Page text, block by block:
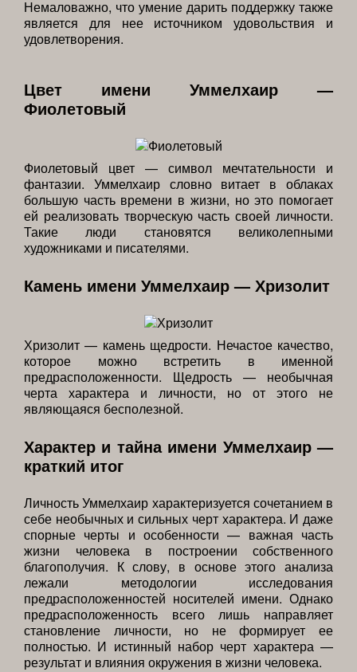
Немаловажно, что умение дарить поддержку также
является для нее источником удовольствия и
удовлетворения.
Цвет имени Уммелхаир —
Фиолетовый
Фиолетовый цвет — символ мечтательности и
фантазии. Уммелхаир словно витает в облаках
большую часть времени в жизни, но это помогает
ей реализовать творческую часть своей личности.
Такие люди становятся великолепными
художниками и писателями.
Камень имени Уммелхаир — Хризолит
Хризолит — камень щедрости. Нечастое качество,
которое можно встретить в именной
предрасположенности. Щедрость — необычная
черта характера и личности, но от этого не
являющаяся бесполезной.
Характер и тайна имени Уммелхаир —
краткий итог
Личность Уммелхаир характеризуется сочетанием в
себе необычных и сильных черт характера. И даже
спорные черты и особенности — важная часть
жизни человека в построении собственного
благополучия. К слову, в основе этого анализа
лежали методологии исследования
предрасположенностей носителей имени. Однако
предрасположенность всего лишь направляет
становление личности, но не формирует ее
полностью. И истинный набор черт характера —
результат и влияния окружения в жизни человека.